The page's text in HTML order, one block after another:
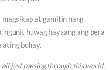
at gamitin nang
ngunit huwag hayaang ang pera
ating buhay.
all just passing through this world.